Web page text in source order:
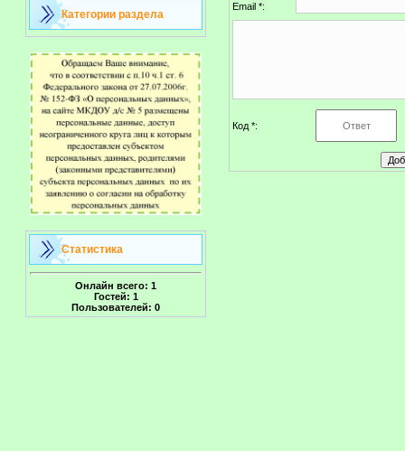
Категории раздела
Статистика
Онлайн всего: 1
Гостей: 1
Пользователей: 0
Email *:
Код *: